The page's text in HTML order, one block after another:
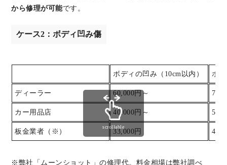
から修理が可能です。
ケース2：ボディ凹み傷
ボディの凹み（10cm以内） ボ
ディーラー 60,000円～
カー用品店 40,000円～
板金業者（※） 33,000円
scrollable
※弊社「ムーンショット」の修理代。料金相場は弊社調べ